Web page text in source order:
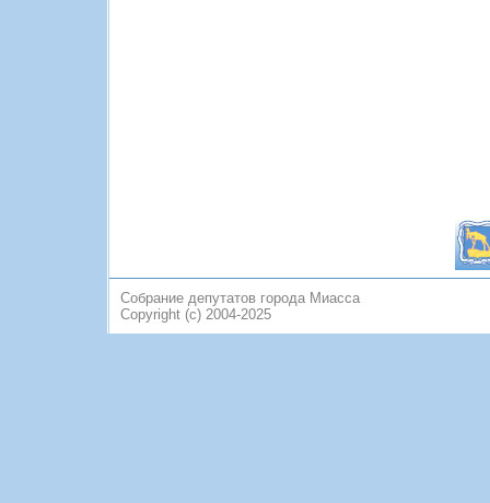
Собрание депутатов города Миасса
Copyright (c) 2004-2025